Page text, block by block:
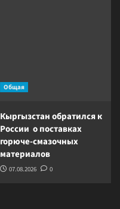
Общая
Кыргызстан обратился к
России о поставках
горюче-смазочных
материалов
07.08.2026 0